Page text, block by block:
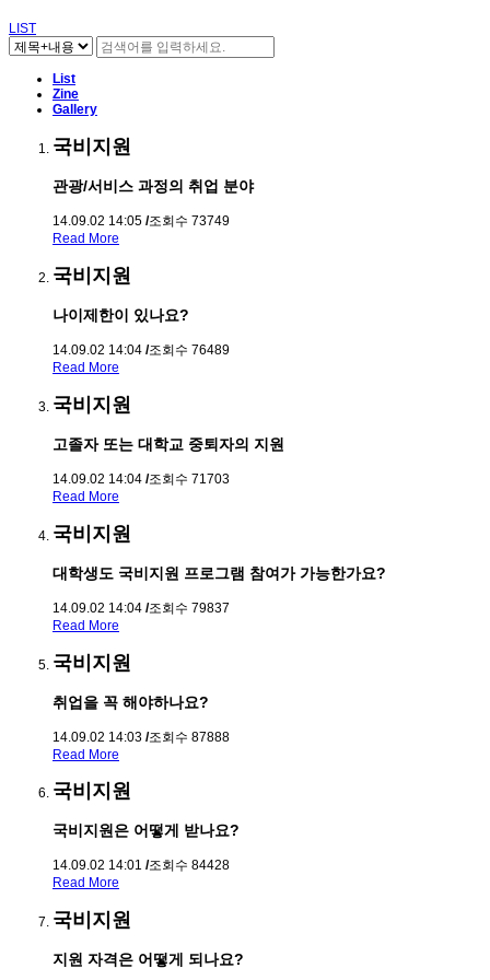
LIST
List
Zine
Gallery
국비지원
관광/서비스 과정의 취업 분야
14.09.02 14:05 /조회수 73749
Read More
국비지원
나이제한이 있나요?
14.09.02 14:04 /조회수 76489
Read More
국비지원
고졸자 또는 대학교 중퇴자의 지원
14.09.02 14:04 /조회수 71703
Read More
국비지원
대학생도 국비지원 프로그램 참여가 가능한가요?
14.09.02 14:04 /조회수 79837
Read More
국비지원
취업을 꼭 해야하나요?
14.09.02 14:03 /조회수 87888
Read More
국비지원
국비지원은 어떻게 받나요?
14.09.02 14:01 /조회수 84428
Read More
국비지원
지원 자격은 어떻게 되나요?